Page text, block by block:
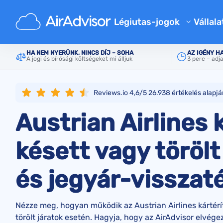
Légiutas-jogok
Járatkésés kártérítés
Járatkésés kártérítés
Elveszett poggyász kártérítés
Beszállás megtagadása
Légitársaságokkal
Utasjogi szabályok
Blog
HA NEM NYERÜNK, NINCS DÍJ – SOHA
A jogi és bírósági költségeket mi álljuk
AZ IGÉNY
3 perc –
Elsődleges Légitársaságok Austrian Airlines
Reviews.io 4,6/526.938 értékelés
Austrian Airlines
késett vagy
és jegyár-
Nézze meg, hogyan működik az Austrian Airlines
törölt járatok esetén. Hagyja, hogy az AirAdvisor